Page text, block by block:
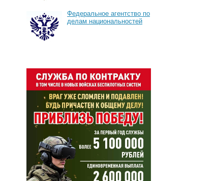
Федеральное агентство по
делам национальностей